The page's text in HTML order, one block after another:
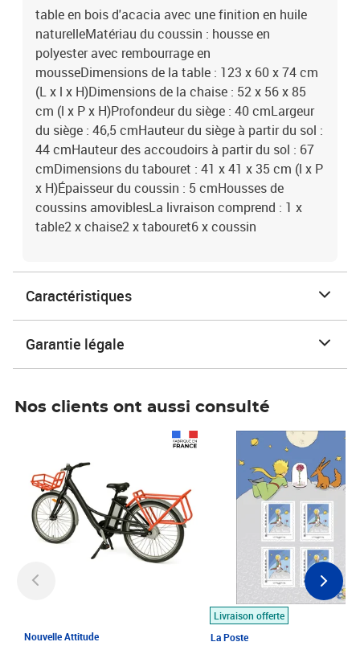
table en bois d'acacia avec une finition en huile
naturelleMatériau du coussin : housse en
polyester avec rembourrage en
mousseDimensions de la table : 123 x 60 x 74 cm
(L x l x H)Dimensions de la chaise : 52 x 56 x 85
cm (l x P x H)Profondeur du siège : 40 cmLargeur
du siège : 46,5 cmHauteur du siège à partir du sol :
44 cmHauteur des accoudoirs à partir du sol : 67
cmDimensions du tabouret : 41 x 41 x 35 cm (l x P
x H)Épaisseur du coussin : 5 cmHousses de
coussins amoviblesLa livraison comprend : 1 x
table2 x chaise2 x tabouret6 x coussin
Caractéristiques
Garantie légale
Nos clients ont aussi consulté
Nouvelle Attitude
Livraison offerte
La Poste
Prix 7,50€